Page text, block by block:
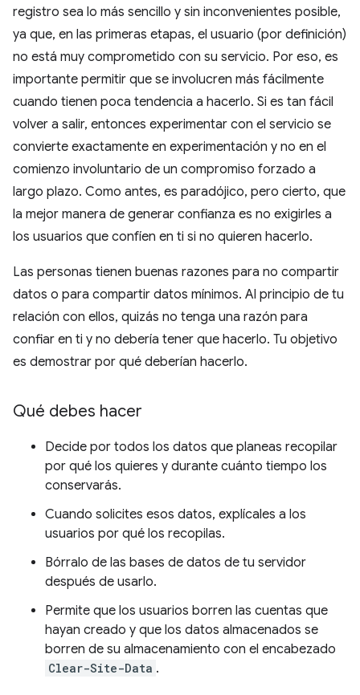
registro sea lo más sencillo y sin inconvenientes posible,
ya que, en las primeras etapas, el usuario (por definición)
no está muy comprometido con su servicio. Por eso, es
importante permitir que se involucren más fácilmente
cuando tienen poca tendencia a hacerlo. Si es tan fácil
volver a salir, entonces experimentar con el servicio se
convierte exactamente en experimentación y no en el
comienzo involuntario de un compromiso forzado a
largo plazo. Como antes, es paradójico, pero cierto, que
la mejor manera de generar confianza es no exigirles a
los usuarios que confíen en ti si no quieren hacerlo.
Las personas tienen buenas razones para no compartir
datos o para compartir datos mínimos. Al principio de tu
relación con ellos, quizás no tenga una razón para
confiar en ti y no debería tener que hacerlo. Tu objetivo
es demostrar por qué deberían hacerlo.
Qué debes hacer
Decide por todos los datos que planeas recopilar
por qué los quieres y durante cuánto tiempo los
conservarás.
Cuando solicites esos datos, explícales a los
usuarios por qué los recopilas.
Bórralo de las bases de datos de tu servidor
después de usarlo.
Permite que los usuarios borren las cuentas que
hayan creado y que los datos almacenados se
borren de su almacenamiento con el encabezado
Clear-Site-Data .